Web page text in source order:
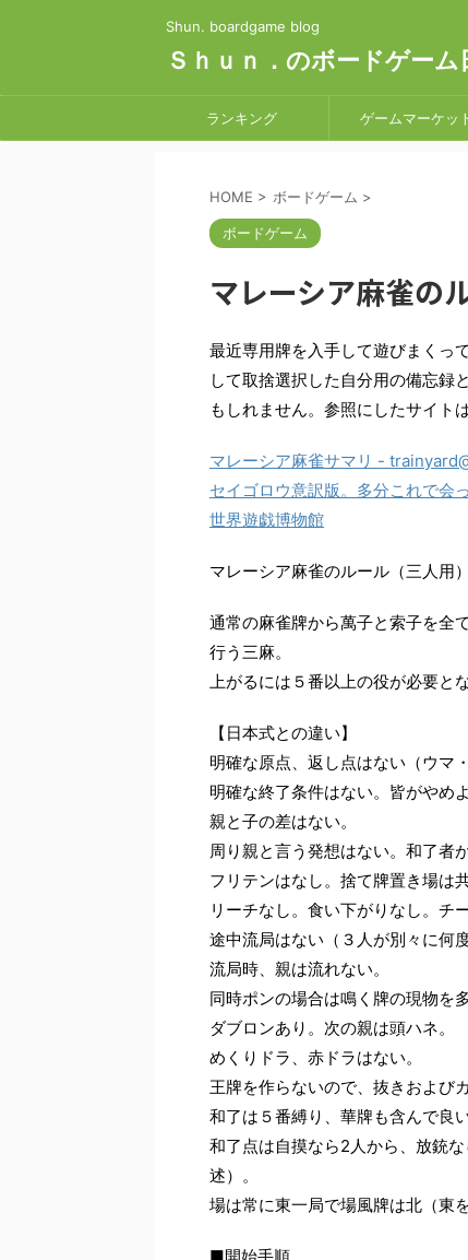
Shun. boardgame blog
Ｓｈｕｎ．のボードゲーム
ランキング ゲームマーケッ
HOME > ボードゲーム >
ボードゲーム
マレーシア麻雀の
最近専用牌を入手して遊びまくっ
して取捨選択した自分用の備忘録
もしれません。参照にしたサイト
マレーシア麻雀サマリ -
セイゴロウ意訳版。多分これで会
世界遊戯博物館
マレーシア麻雀のルール（三人用）
通常の麻雀牌から萬子と索子を全
行う三麻。
上がるには５番以上の役が必要と
【日本式との違い】
明確な原点、返し点はない（ウマ
明確な終了条件はない。皆がやめ
親と子の差はない。
周り親と言う発想はない。和了者
フリテンはなし。捨て牌置き場は共
リーチなし。食い下がりなし。チ
途中流局はない（３人が別々に何
流局時、親は流れない。
同時ポンの場合は鳴く牌の現物を
ダブロンあり。次の親は頭ハネ。
めくりドラ、赤ドラはない。
王牌を作らないので、抜きおよび
和了は５番縛り、華牌も含んで良い
和了点は自摸なら2人から、放銃
述）。
場は常に東一局で場風牌は北（東